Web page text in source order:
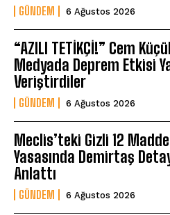
GÜNDEM 6 Ağustos 2026
“AZILI TETİKÇİ!” Cem
Medyada Deprem Etkisi
Veriştirdiler
GÜNDEM 6 Ağustos 2026
Meclis’teki Gizli 12
Yasasında Demirtaş
Anlattı
GÜNDEM 6 Ağustos 2026